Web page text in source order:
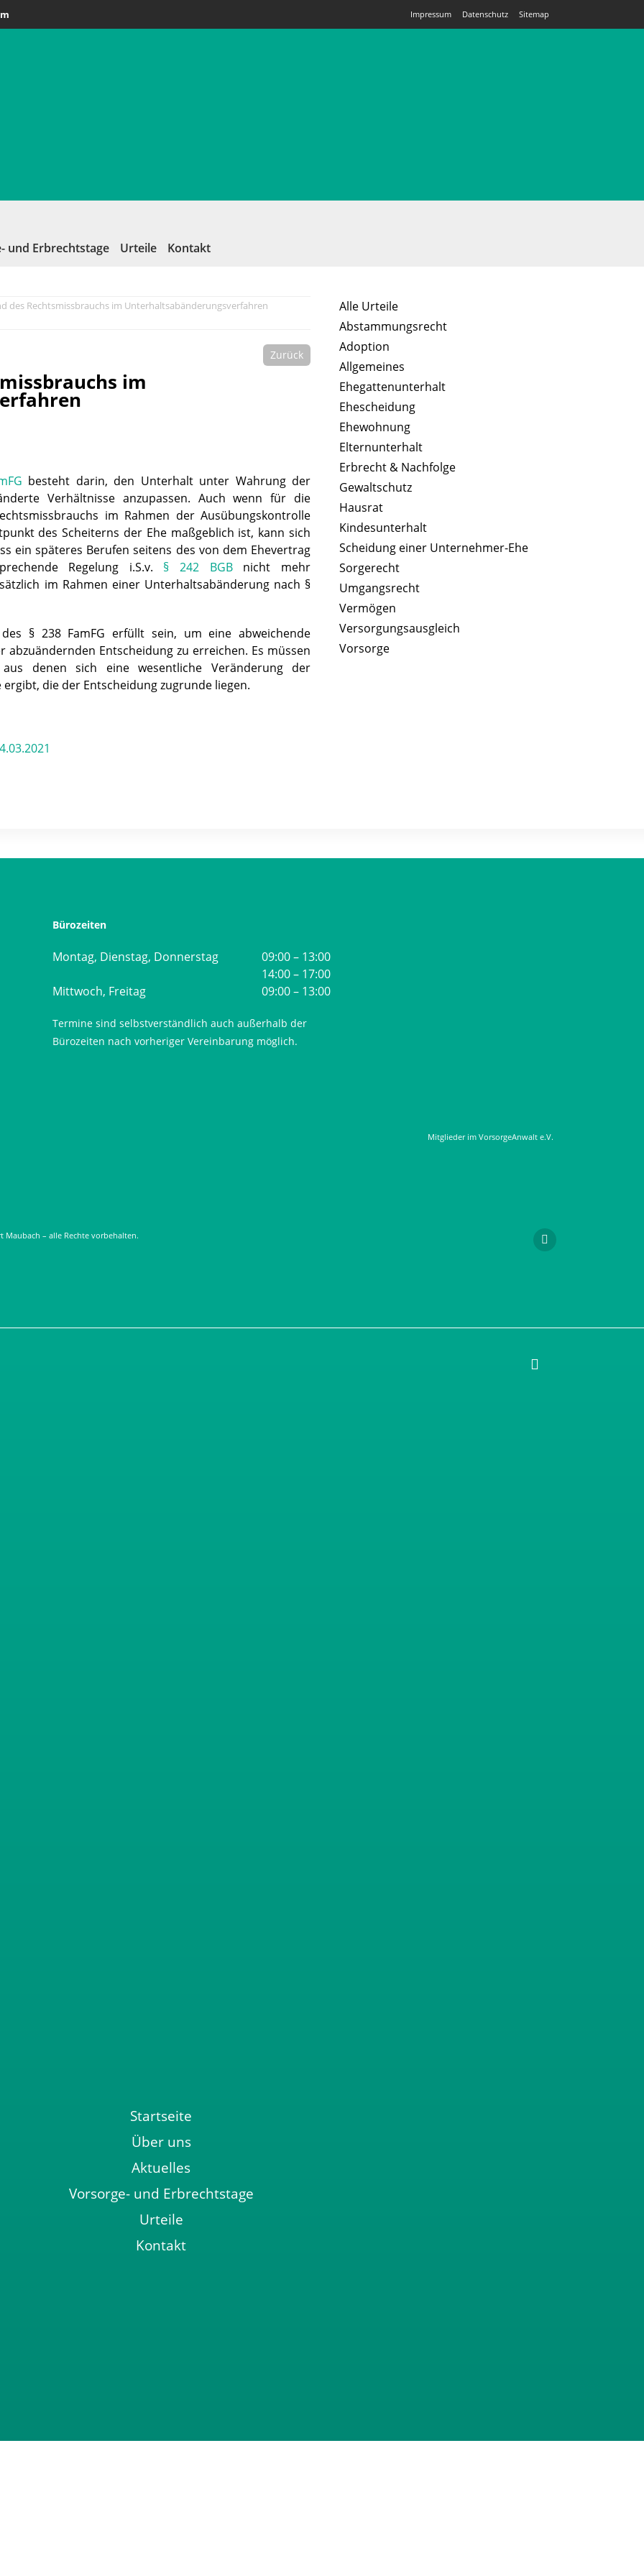
Impressum Datenschutz Sitemap
und Erbrechtstage Urteile Kontakt
des Rechtsmissbrauchs im Unterhaltsabänderungsverfahren
Zurück
im
besteht darin, den Unterhalt unter Wahrung der
Verhältnisse anzupassen. Auch wenn für die
im Rahmen der Ausübungskontrolle
des Scheiterns der Ehe maßgeblich ist, kann sich
ein späteres Berufen seitens des von dem Ehevertrag
Regelung i.S.v. § 242 BGBnicht mehr
im Rahmen einer Unterhaltsabänderung nach §
§ 238 FamFG erfüllt sein, um eine abweichende
Entscheidung zu erreichen. Es müssen
denen sich eine wesentliche Veränderung der
die der Entscheidung zugrunde liegen.
Alle Urteile
Abstammungsrecht
Adoption
Allgemeines
Ehegattenunterhalt
Ehescheidung
Ehewohnung
Elternunterhalt
Erbrecht & Nachfolge
Gewaltschutz
Hausrat
Kindesunterhalt
Scheidung einer Unternehmer-Ehe
Sorgerecht
Umgangsrecht
Vermögen
Versorgungsausgleich
Vorsorge
Bürozeiten
Montag, Dienstag, Donnerstag
09:00 – 13:00
14:00 – 17:00
Mittwoch, Freitag
09:00 – 13:00
Termine sind selbstverständlich auch außerhalb der
Bürozeiten nach vorheriger Vereinbarung möglich.
Mitglieder im VorsorgeAnwalt e.V.
Maubach – alle Rechte vorbehalten.
Startseite
Über uns
Aktuelles
Vorsorge- und Erbrechtstage
Urteile
Kontakt